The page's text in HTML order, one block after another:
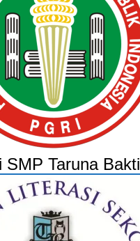
SMP Taruna Bakti